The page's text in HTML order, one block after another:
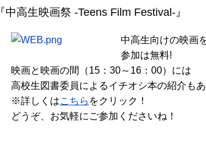
『中高生映画祭 ‐Teens Film Festival‐』
中高生向けの映画
参加は無料!
映画と映画の間（15：30～16：00）には
高校生図書委員によるイチオシ本の紹介もあ
※詳しくはこちら をクリック！
どうぞ、お気軽にご参加くださいね！